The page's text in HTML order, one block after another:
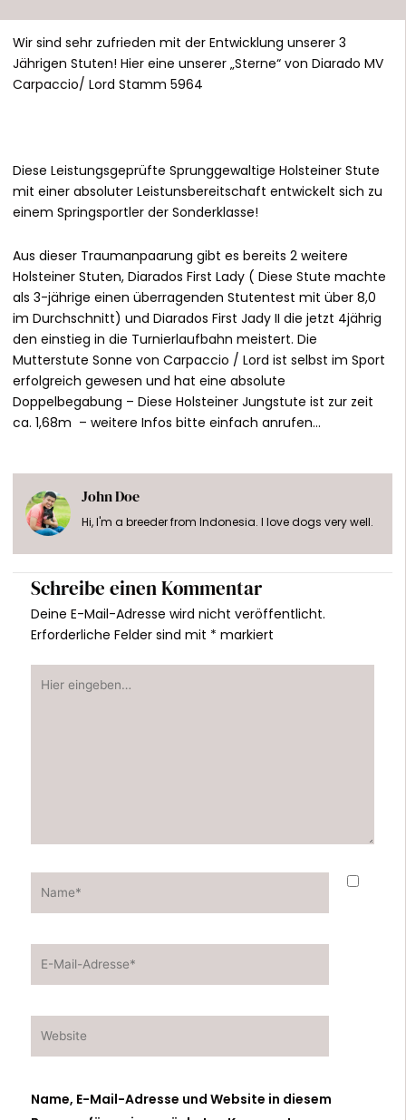
Wir sind sehr zufrieden mit der Entwicklung unserer 3
Jährigen Stuten! Hier eine unserer „Sterne“ von Diarado MV
Carpaccio/ Lord Stamm 5964
Diese Leistungsgeprüfte Sprunggewaltige Holsteiner Stute
mit einer absoluter Leistunsbereitschaft entwickelt sich zu
einem Springsportler der Sonderklasse!
Aus dieser Traumanpaarung gibt es bereits 2 weitere
Holsteiner Stuten, Diarados First Lady ( Diese Stute machte
als 3-jährige einen überragenden Stutentest mit über 8,0
im Durchschnitt) und Diarados First Jady II die jetzt 4jährig
den einstieg in die Turnierlaufbahn meistert. Die
Mutterstute Sonne von Carpaccio / Lord ist selbst im Sport
erfolgreich gewesen und hat eine absolute
Doppelbegabung – Diese Holsteiner Jungstute ist zur zeit
ca. 1,68m – weitere Infos bitte einfach anrufen…
John Doe
Hi, I'm a breeder from Indonesia. I love dogs very well.
Schreibe einen Kommentar
Deine E-Mail-Adresse wird nicht veröffentlicht.
Erforderliche Felder sind mit * markiert
Name*
E-
Website
Name, E-Mail-Adresse und Website in diesem